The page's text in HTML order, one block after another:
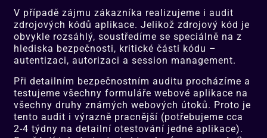
V případě zájmu zákazníka realizujeme i audit
zdrojových kódů aplikace. Jelikož zdrojový kód je
obvykle rozsáhlý, soustředíme se speciálně na z
hlediska bezpečnosti, kritické části kódu –
autentizaci, autorizaci a session management.
Při detailním bezpečnostním auditu procházíme a
testujeme všechny formuláře webové aplikace na
všechny druhy známých webových útoků. Proto je
tento audit i výrazně pracnější (potřebujeme cca
2-4 týdny na detailní otestování jedné aplikace).